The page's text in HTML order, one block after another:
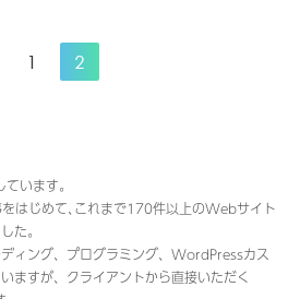
1 2
います。
はじめて､これまで170件以上のWebサイト
た｡
ィング、プログラミング、WordPressカス
ますが、クライアントから直接いただく